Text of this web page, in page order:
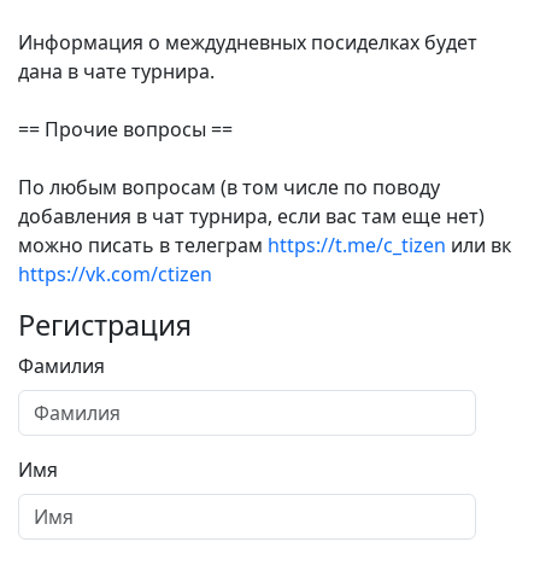
Информация о междудневных посиделках будет
дана в чате турнира.
== Прочие вопросы ==
По любым вопросам (в том числе по поводу
добавления в чат турнира, если вас там еще нет)
можно писать в телеграм https://t.me/c_tizen или вк
https://vk.com/ctizen
Регистрация
Фамилия
Имя